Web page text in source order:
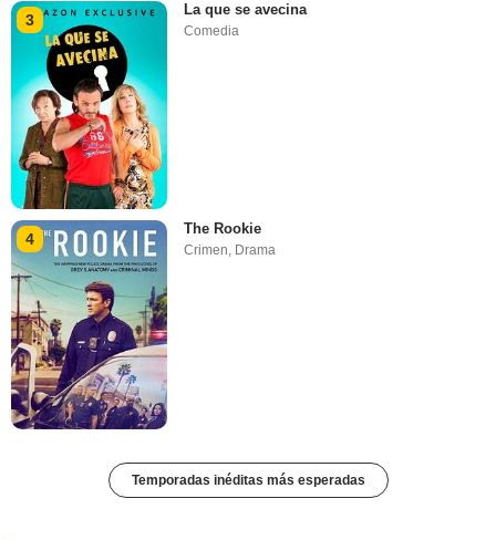
3
La que se avecina
Comedia
4
The Rookie
Crimen, Drama
Temporadas inéditas más esperadas